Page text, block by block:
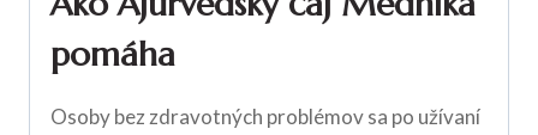
pomáha
Osoby bez zdravotných problémov sa po užívaní